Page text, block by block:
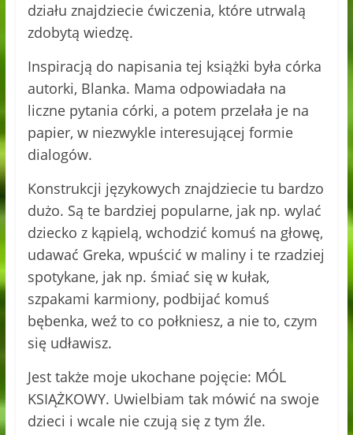
działu znajdziecie ćwiczenia, które utrwalą
zdobytą wiedzę.
Inspiracją do napisania tej książki była córka
autorki, Blanka. Mama odpowiadała na
liczne pytania córki, a potem przelała je na
papier, w niezwykle interesującej formie
dialogów.
Konstrukcji językowych znajdziecie tu bardzo
dużo. Są te bardziej popularne, jak np. wylać
dziecko z kąpielą, wchodzić komuś na głowę,
udawać Greka, wpuścić w maliny i te rzadziej
spotykane, jak np. śmiać się w kułak,
szpakami karmiony, podbijać komuś
bębenka, weź to co połkniesz, a nie to, czym
się udławisz.
Jest także moje ukochane pojęcie: MÓL
KSIĄŻKOWY. Uwielbiam tak mówić na swoje
dzieci i wcale nie czują się z tym źle.